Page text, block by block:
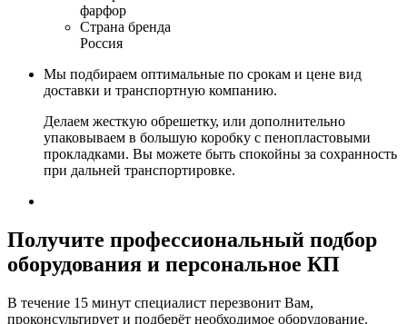
фарфор
Страна бренда
Россия
Мы подбираем оптимальные по срокам и цене вид
доставки и транспортную компанию.
Делаем жесткую обрешетку, или дополнительно
упаковываем в большую коробку с пенопластовыми
прокладками. Вы можете быть спокойны за сохранность
при дальней транспортировке.
Получите профессиональный подбор
оборудования и персональное КП
В течение 15 минут специалист перезвонит Вам,
проконсультирует и подберёт необходимое оборудование.